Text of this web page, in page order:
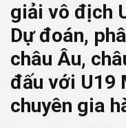
giải vô địch
Dự đoán,
châu Âu,
đấu với U19
chuyên gia